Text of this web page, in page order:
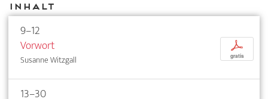
Inhalt
9–12
Vorwort
Susanne Witzgall
p
gratis
13–30